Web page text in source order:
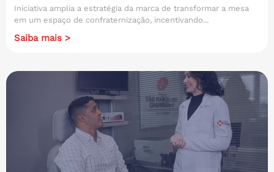
Iniciativa amplia a estratégia da marca de transformar a mesa
em um espaço de confraternização, incentivando...
Saiba mais >